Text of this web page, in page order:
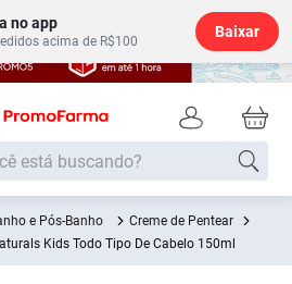
no app
acima de R$100
Baixar
e Pós-Banho
Creme de Pentear
Kids Todo Tipo De Cabelo 150ml